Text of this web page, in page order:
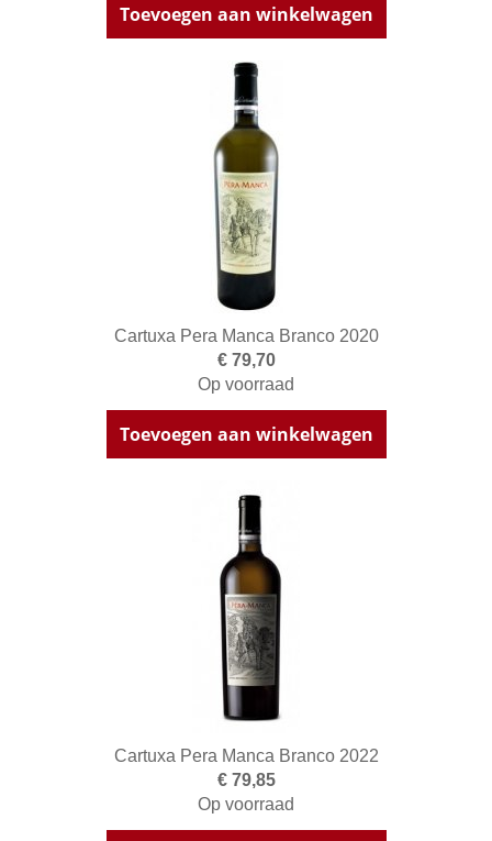
Toevoegen aan winkelwagen
Cartuxa Pera Manca Branco 2020
€ 79,70
Op voorraad
Toevoegen aan winkelwagen
Cartuxa Pera Manca Branco 2022
€ 79,85
Op voorraad